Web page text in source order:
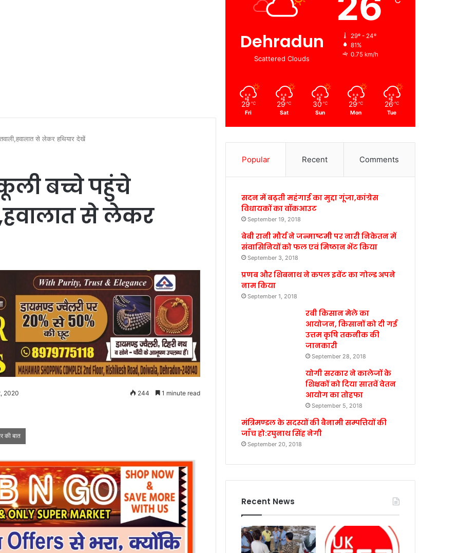
से लेकर हथियार देखें
बच्चे पहुंचे
से लेकर
2020 244 1 minute read
की बात
Dehradun
Scattered Clouds
29º - 24º
81%
0.75 km/h
29 ℃
Fri
29 ℃
Sat
30 ℃
Sun
29 ℃
Mon
26 ℃
Tue
Popular Recent Comments
सदन में बढ़ती महंगाई का मुद्दा गूंजा,कांग्रेस
विधायकों का वॉकआउट
September 19, 2018
बेबी रानी मौर्य ने जन्माष्टमी पर नारी निकेतन में
संवासिनियों को फल एवं मिष्ठान भेंट किया
September 3, 2018
प्रणब और शिबनाथ ने कपल इवेंट का गोल्ड अपने
नाम किया
September 1, 2018
रबी किसान मेले का
आयोजन, किसानों को दी गई
उत्तम कृषि तकनीक की
जानकारी
September 28, 2018
योगी सरकार ने कालेजों के
शिक्षकों को दिया सातवें वेतन
आयोग का तोहफा
September 5, 2018
मंत्रिमण्डल के सदस्यों की बैनामी सम्पत्तियों की
जाँच हो:रघुनाथ सिंह नेगी
September 20, 2018
Recent News